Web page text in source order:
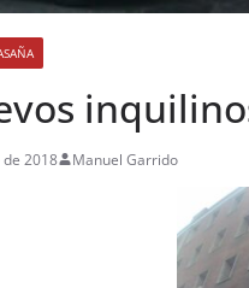
2018 Manuel Garrido